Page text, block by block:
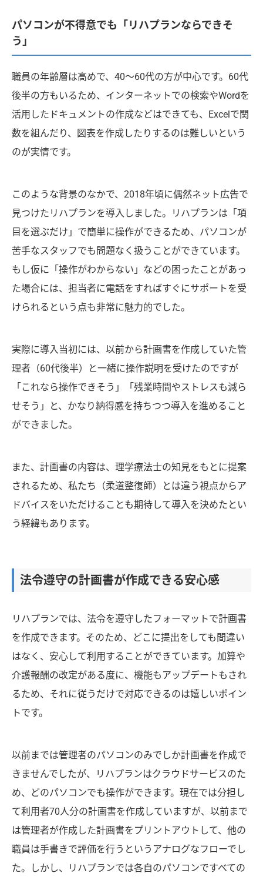
パソコンが不得意でも「リハプランならできそ
う」
職員の年齢層は高めで、40〜60代の方が中心です。60代
後半の方もいるため、インターネットでの検索やWordを
活用したドキュメントの作成などはできても、Excelで関
数を組んだり、図表を作成したりするのは難しいという
のが実情です。
このような背景のなかで、2018年頃に偶然ネット広告で
見つけたリハプランを導入しました。リハプランは「項
目を選ぶだけ」で簡単に操作ができるため、パソコンが
苦手なスタッフでも問題なく扱うことができています。
もし仮に「操作がわからない」などの困ったことがあっ
た場合には、担当者に電話をすればすぐにサポートを受
けられるという点も非常に魅力的でした。
実際に導入当初には、以前から計画書を作成していた管
理者（60代後半）と一緒に操作説明を受けたのですが
「これなら操作できそう」「残業時間やストレスも減ら
せそう」と、かなり納得感を持ちつつ導入を進めること
ができました。
また、計画書の内容は、理学療法士の知見をもとに提案
されるため、私たち（柔道整復師）とは違う視点からア
ドバイスをいただけることも期待して導入を決めたとい
う経緯もあります。
法令遵守の計画書が作成できる安心感
リハプランでは、法令を遵守したフォーマットで計画書
を作成できます。そのため、どこに提出をしても間違い
はなく、安心して利用することができています。加算や
介護報酬の改定がある度に、機能もアップデートもされ
るため、それに従うだけで対応できるのは嬉しいポイン
トです。
以前までは管理者のパソコンのみでしか計画書を作成で
きませんでしたが、リハプランはクラウドサービスのた
め、どのパソコンでも操作ができます。現在では分担し
て利用者70人分の計画書を作成していますが、以前まで
は管理者が作成した計画書をプリントアウトして、他の
職員は手書きで評価を行うというアナログなフローでし
た。しかし、リハプランでは各自のパソコンですべての